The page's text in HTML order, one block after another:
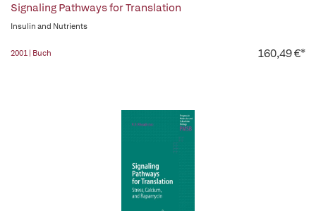
Signaling Pathways for Translation
Insulin and Nutrients
2001 | Buch 160,49 €*